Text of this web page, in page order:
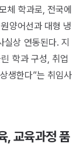
체 학과로, 전국에
양어선과 대형 냉
실상 연동된다. 지
학과 구성, 취업
생한다”는 취임사
, 교육과정 품